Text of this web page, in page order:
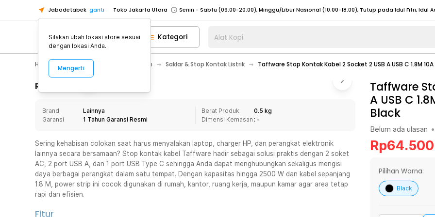
Jabodetabek ganti Toko Jakarta Utara
Toko Tangerang
Toko Cikupa
Pick n Go Jakarta Barat
Senin - Jumat (07:00 - 20:00), Sabtu - Minggu (08:00 - 20:00), Tutup pada Idul Fitri
Pick n Go Bekasi
Senin - Jumat (08:00 - 20:00), Sabtu - Minggu/ Libur Nasional (08:00 - 17:00) Selengkapnya
Senin - Jumat (08:00 - 20:00), Sabtu - Minggu/ Libur Nasional (08:00 - 17:00) Selengkapnya
Senin - Sabtu (09:00-20:00), Minggu/Libur Nasional (12:00-20:00), Tutup pada Idul Fitri
Senin - Sabtu (09:00-20:00), Minggu/Libur Nasional (12:00-20:00), Tutup pada Idul Fitri
Toko Tangerang
Toko Cikupa
Pick n Go Jakarta Barat
Senin - Jumat (07:00 - 20:00), Sabtu - Minggu (08:00 - 20:00), Tutup pada Idul Fitri
Pick n Go Bekasi
Senin - Jumat (08:00 - 20:00), Sabtu - Minggu/ Libur Nasional (08:00 - 17:00) Selengkapnya
Kategori Alat Kopi
Home Appliance Perawatan Rumah Saklar & Stop Kontak Listrik Taffware Stop Kontak Kabel 2 Socket 2 USB A USB C 1.8M
Rincian Produk
Brand
Lainnya
Garansi
1 Tahun Garansi Resmi
Berat Produk
0.5 kg
Dimensi Kemasan : -
Sering kehabisan colokan saat harus menyalakan laptop, charger HP, dan perangkat elektronik
lainnya secara bersamaan? Stop kontak kabel Taffware hadir sebagai solusi praktis dengan 2 soket
AC, 2 port USB A, dan 1 port USB Type C sehingga Anda dapat menghubungkan sekaligus mengisi
daya berbagai perangkat dalam satu tempat. Dengan kapasitas hingga 2500 W dan kabel sepanjang
1.8 M, power strip ini cocok digunakan di rumah, kantor, ruang kerja, maupun kamar agar area tetap
rapi dan efisien.
Fitur
Taffware
A USB C
Black
Belum ada ulasan •
Rp64.500
Pilihan Warna:
Black
Silakan ubah lokasi store sesuai
dengan lokasi Anda.
Mengerti